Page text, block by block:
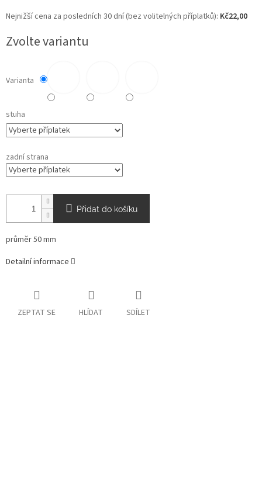
Měrná
cena:
Nejnižší cena za posledních 30 dní (bez volitelných příplatků): Kč22,00
Zvolte variantu
Varianta
stuha
zadní strana
Přidat do košíku
průměr 50 mm
Detailní informace
ZEPTAT SE HLÍDAT SDÍLET